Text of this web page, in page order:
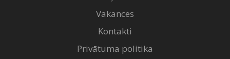
Vakances
Kontakti
Privātuma politika